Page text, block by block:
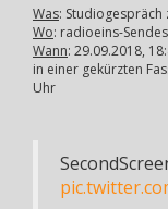
Was: Studiogespräch
Wo: radioeins-
Wann: 29.09.2018,
in einer gekürzten
Uhr